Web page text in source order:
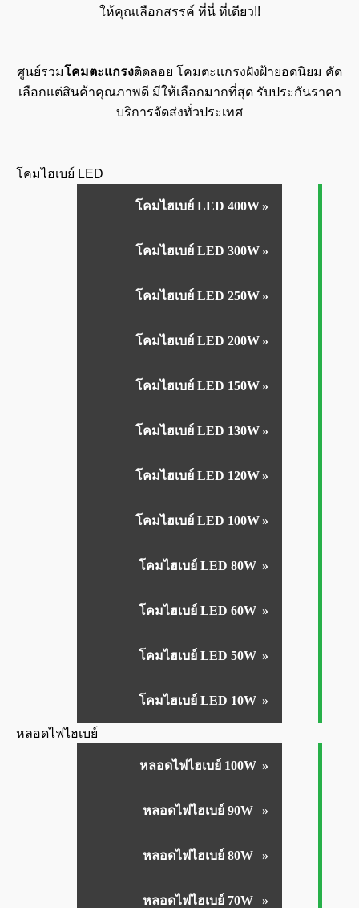
ให้คุณเลือกสรรค์ ที่นี่ ที่เดียว!!
ศูนย์รวมโคมตะแกรงติดลอย โคมตะแกรงฝังฝ้ายอดนิยม คัด
เลือกแต่สินค้าคุณภาพดี มีให้เลือกมากที่สุด รับประกันราคา
บริการจัดส่งทั่วประเทศ
โคมไฮเบย์ LED
โคมไฮเบย์ LED 400W
โคมไฮเบย์ LED 300W
โคมไฮเบย์ LED 250W
โคมไฮเบย์ LED 200W
โคมไฮเบย์ LED 150W
โคมไฮเบย์ LED 130W
โคมไฮเบย์ LED 120W
โคมไฮเบย์ LED 100W
โคมไฮเบย์ LED 80W
โคมไฮเบย์ LED 60W
โคมไฮเบย์ LED 50W
โคมไฮเบย์ LED 10W
หลอดไฟไฮเบย์
หลอดไฟไฮเบย์ 100W
หลอดไฟไฮเบย์ 90W
หลอดไฟไฮเบย์ 80W
หลอดไฟไฮเบย์ 70W